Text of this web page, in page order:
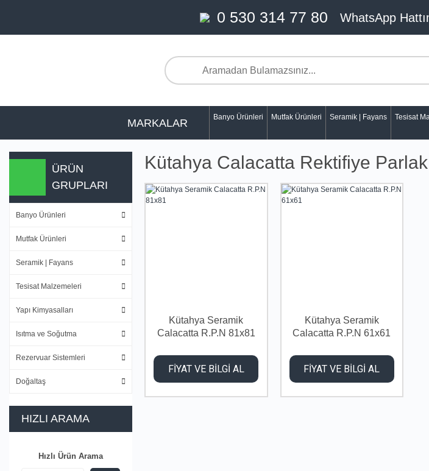
0 530 314 77 80 WhatsApp
MARKALAR Banyo Ürünleri Mutfak Ürünleri Seramik | Fayans Tesisat
ÜRÜN
GRUPLARI
Banyo Ürünleri
Mutfak Ürünleri
Seramik | Fayans
Tesisat Malzemeleri
Yapı Kimyasalları
Isıtma ve Soğutma
Rezervuar Sistemleri
Doğaltaş
HIZLI ARAMA
Hızlı Ürün Arama
Kütahya Calacatta Rektifiye
Kütahya Seramik
Calacatta R.P.N 81x81
FİYAT VE BİLGİ AL
Kütahya Seramik
Calacatta R.P.N 61x61
FİYAT VE BİLGİ AL